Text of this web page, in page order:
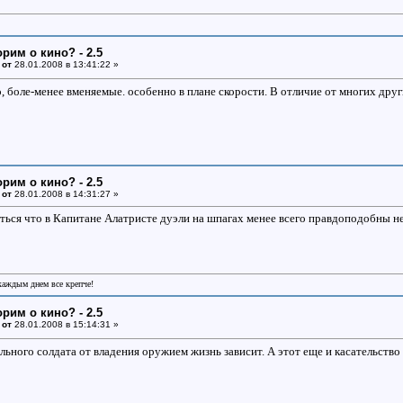
о кино? - 2.5
28.01.2008 в 13:41:22 »
менее вменяемые. особенно в плане скорости. В отличие от многих
о кино? - 2.5
28.01.2008 в 14:31:27 »
что в Капитане Алатристе дуэли на шпагах менее всего правдоподобны
днем все крепче!
о кино? - 2.5
28.01.2008 в 15:14:31 »
солдата от владения оружием жизнь зависит. А этот еще и